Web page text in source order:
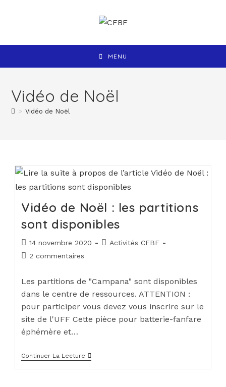
MENU
Vidéo de Noël
> Vidéo de Noël
Vidéo de Noël : les partitions
sont disponibles
14 novembre 2020
Activités CFBF
2 commentaires
Les partitions de "Campana" sont disponibles
dans le centre de ressources. ATTENTION :
pour participer vous devez vous inscrire sur le
site de l'UFF Cette pièce pour batterie-fanfare
éphémère et…
Continuer La Lecture